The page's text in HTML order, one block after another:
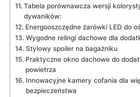
Tabela porównawcza ⁢wersji
dywaników:
Energooszczędne żarówki ⁢LED do
Wygodne relingi ​dachowe dla
Stylowy spoiler na bagażniku
Praktyczne okno dachowe ⁢do​
‍powietrza
Innowacyjne kamery ⁤cofania dla
bezpieczeństwa